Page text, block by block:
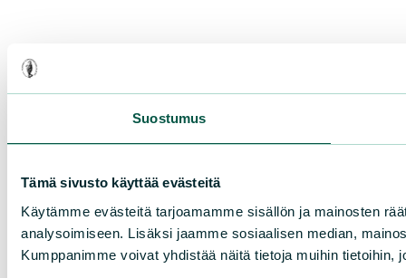
Suostumus
Tämä sivusto käyttää evästeitä
Käytämme evästeitä tarjoamamme sisällön ja mainosten
analysoimiseen. Lisäksi jaamme sosiaalisen median,
Kumppanimme voivat yhdistää näitä tietoja muihin tietoihin,